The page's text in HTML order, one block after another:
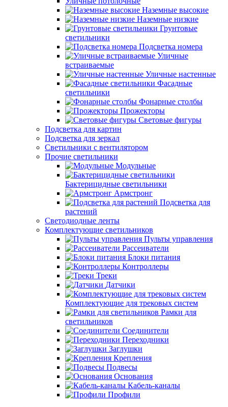
Наземные высокие
Наземные низкие
Грунтовые
светильники
Подсветка номера
Уличные
встраиваемые
Уличные настенные
Фасадные
светильники
Фонарные столбы
Прожекторы
Световые фигуры
Подсветка для картин
Подсветка для зеркал
Светильники с вентилятором
Прочие светильники
Модульные
Бактерицидные светильники
Армстронг
Подсветка для
растений
Светодиодные ленты
Комплектующие светильников
Пульты управления
Рассеиватели
Блоки питания
Контроллеры
Треки
Датчики
Комплектующие для трековых систем
Рамки для
светильников
Соединители
Переходники
Заглушки
Крепления
Подвесы
Основания
Кабель-каналы
Профили